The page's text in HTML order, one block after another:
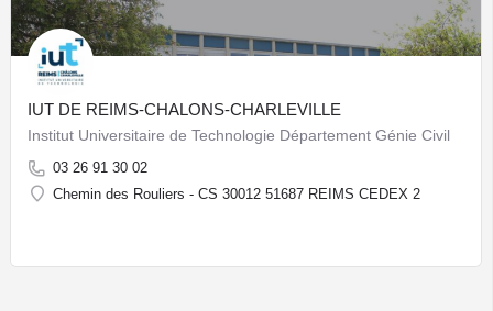
IUT DE REIMS-CHALONS-CHARLEVILLE
Institut Universitaire de Technologie Département Génie Civil
03 26 91 30 02
Chemin des Rouliers - CS 30012 51687 REIMS CEDEX 2